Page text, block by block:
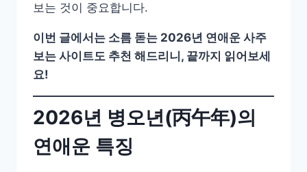
보는 것이 중요합니다.
이번 글에서는 소름 돋는 2026년 연애운 사주
보는 사이트도 추천 해드리니, 끝까지 읽어보세
요!
2026년 병오년(丙午年)의
연애운 특징